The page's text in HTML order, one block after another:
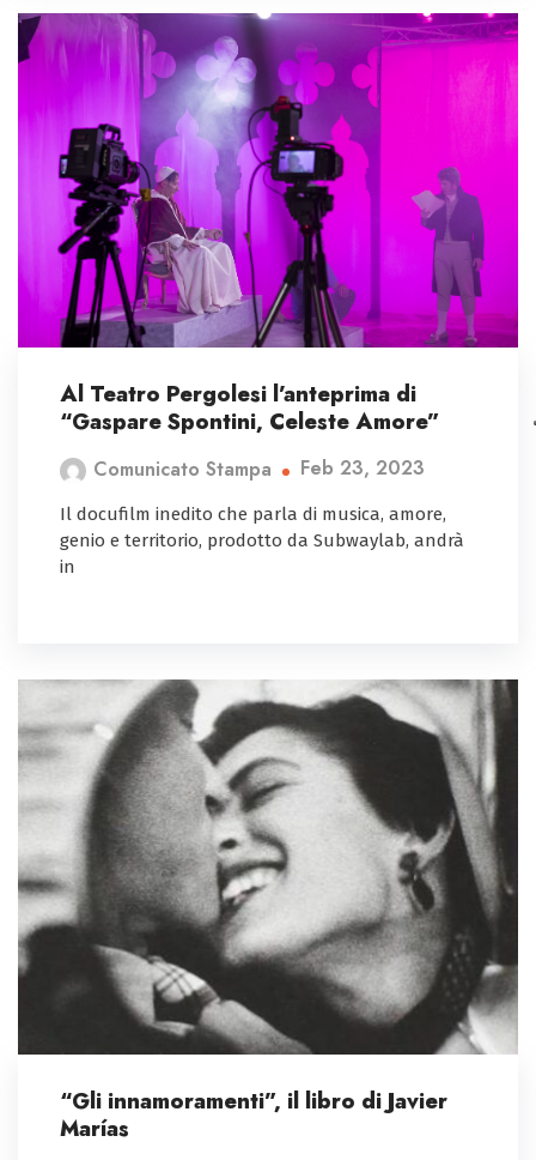
Al Teatro Pergolesi l’anteprima di
“Gaspare Spontini, Celeste Amore”
Comunicato Stampa Feb 23, 2023
Il docufilm inedito che parla di musica, amore,
genio e territorio, prodotto da Subwaylab, andrà
in
“Gli innamoramenti”, il libro di Javier
Marías